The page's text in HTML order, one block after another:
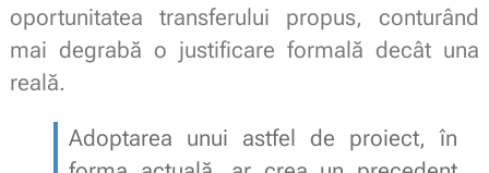
oportunitatea transferului propus, conturând
mai degrabă o justificare formală decât una
reală.
Adoptarea unui astfel de proiect, în